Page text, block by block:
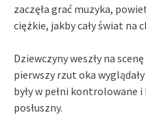
zaczęła grać muzyka,
ciężkie, jakby cały świat na
Dziewczyny weszły na
pierwszy rzut oka
były w pełni kontrolowane
posłuszny.